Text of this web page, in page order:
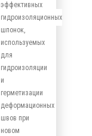
эффективных
гидроизоляционных
шпонок,
используемых
для
гидроизоляции
и
герметизации
деформационных
швов при
новом